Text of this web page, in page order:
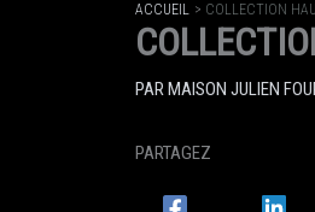
ACCUEIL COLLECTION
PAR MAISON JULIEN
PARTAGEZ